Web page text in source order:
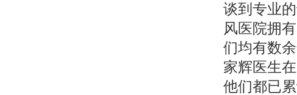
谈到专业
风医院拥
们均有数
家辉医生
他们都已